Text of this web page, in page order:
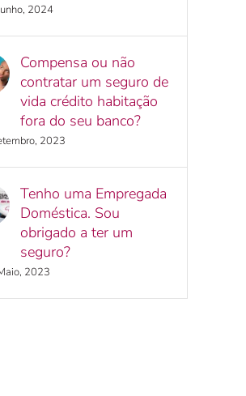
2024
Compensa ou não
contratar um seguro de
vida crédito habitação
fora do seu banco?
2023
Tenho uma Empregada
Doméstica. Sou
obrigado a ter um
seguro?
2023